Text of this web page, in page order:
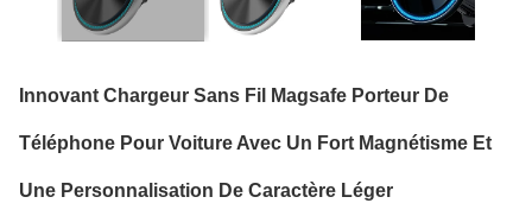
Innovant Chargeur Sans Fil Magsafe Porteur De
Téléphone Pour Voiture Avec Un Fort Magnétisme Et
Une Personnalisation De Caractère Léger